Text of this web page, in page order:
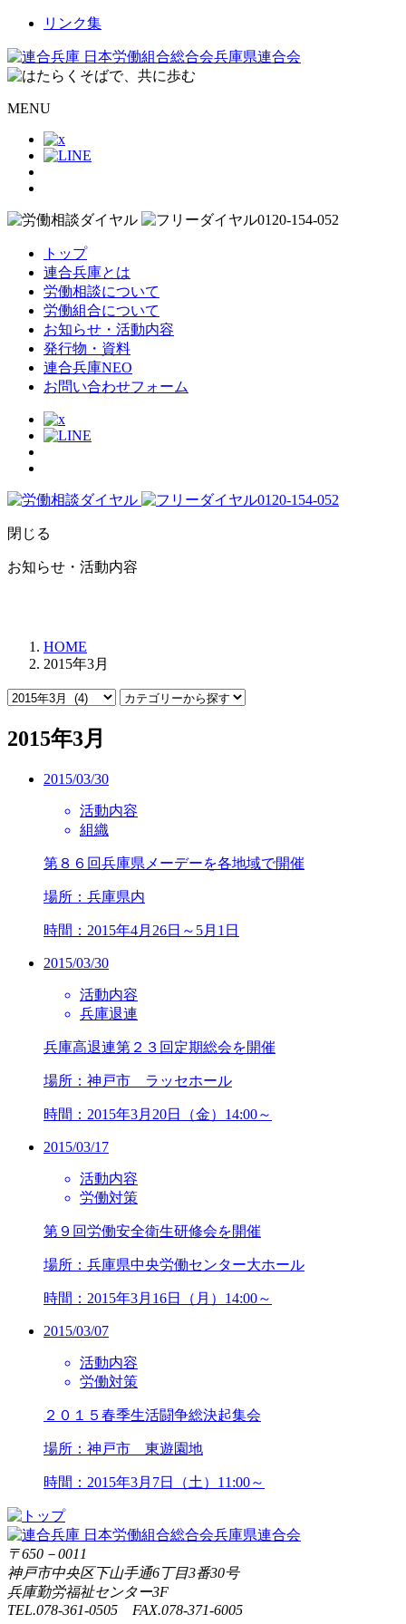
リンク集
MENU
トップ
連合兵庫とは
労働相談について
労働組合について
お知らせ・活動内容
発行物・資料
連合兵庫NEO
お問い合わせフォーム
閉じる
お知らせ・活動内容
HOME
2015年3月
2015年3月
2015/03/30
活動内容
組織
第８６回兵庫県メーデーを各地域で開催
場所：兵庫県内
時間：2015年4月26日～5月1日
2015/03/30
活動内容
兵庫退連
兵庫高退連第２３回定期総会を開催
場所：神戸市 ラッセホール
時間：2015年3月20日（金）14:00～
2015/03/17
活動内容
労働対策
第９回労働安全衛生研修会を開催
場所：兵庫県中央労働センター大ホール
時間：2015年3月16日（月）14:00～
2015/03/07
活動内容
労働対策
２０１５春季生活闘争総決起集会
場所：神戸市 東遊園地
時間：2015年3月7日（土）11:00～
〒650－0011
神戸市中央区下山手通6丁目3番30号
兵庫勤労福祉センター3F
TEL.078-361-0505 FAX.078-371-6005